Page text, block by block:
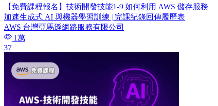
【免費課程報名】技術開發技能1-9 如何利用 AWS 儲存服務
加速生成式 AI 與機器學習訓練 | 完課紀錄回傳履歷表
AWS 台灣亞馬遜網路服務有限公司
1萬
37